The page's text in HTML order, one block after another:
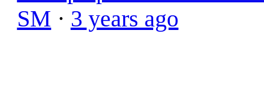
SM · 3 years ago